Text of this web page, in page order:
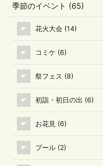
季節のイベント (65)
花火大会 (14)
コミケ (6)
祭フェス (8)
初詣・初日の出 (6)
お花見 (6)
プール (2)